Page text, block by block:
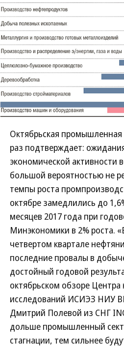
Октябрьская
раз подтверждает:
экономической активности
большой вероятностью не
темпы роста
октябре замедлились до
месяцев 2017 года при
Минэкономики в 2% роста.
четвертом квартале
последние провалы в
достойный годовой
октябрьском обзоре
исследований ИСИЭЗ НИУ
Дмитрий Полевой из СНГ
дольше промышленный
стагнации, тем сильнее